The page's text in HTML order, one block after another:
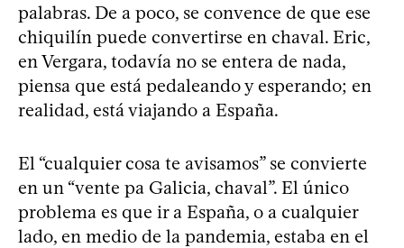
palabras. De a poco, se convence de que ese
chiquilín puede convertirse en chaval. Eric,
en Vergara, todavía no se entera de nada,
piensa que está pedaleando y esperando; en
realidad, está viajando a España.
El “cualquier cosa te avisamos” se convierte
en un “vente pa Galicia, chaval”. El único
problema es que ir a España, o a cualquier
lado, en medio de la pandemia, estaba en el